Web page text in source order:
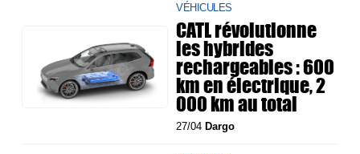
VÉHICULES
CATL révolutionne
les hybrides
rechargeables : 600
km en électrique, 2
000 km au total
27/04Dargo